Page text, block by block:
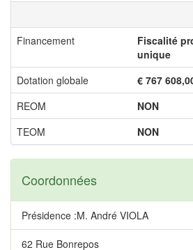
Financement
Fiscalité
unique
Dotation globale
€ 767
REOM
NON
TEOM NON
Coordonnées
Présidence :M. André VIOLA
62 Rue Bonrepos